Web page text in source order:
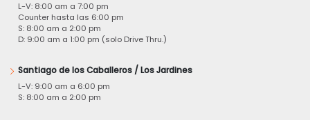
L-V: 8:00 am a 7:00 pm
Counter hasta las 6:00 pm
S: 8:00 am a 2:00 pm
D: 9:00 am a 1:00 pm (solo Drive Thru.)
Santiago de los Caballeros / Los Jardines
L-V: 9:00 am a 6:00 pm
S: 8:00 am a 2:00 pm